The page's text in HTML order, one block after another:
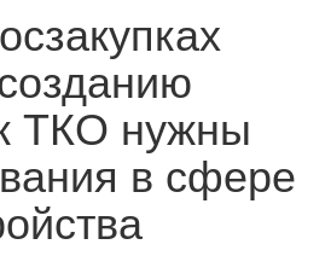
ТКО нужны
в сфере